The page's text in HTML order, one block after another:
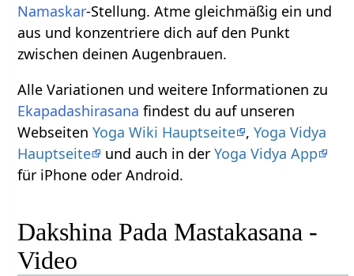
Namaskar-Stellung. Atme gleichmäßig ein und
aus und konzentriere dich auf den Punkt
zwischen deinen Augenbrauen.
Alle Variationen und weitere Informationen zu
Ekapadashirasana findest du auf unseren
WebseitenYoga Wiki Hauptseite ,Yoga Vidya
Hauptseite
und auch in derYoga Vidya App
für iPhone oder Android.
Dakshina Pada Mastakasana -
Video